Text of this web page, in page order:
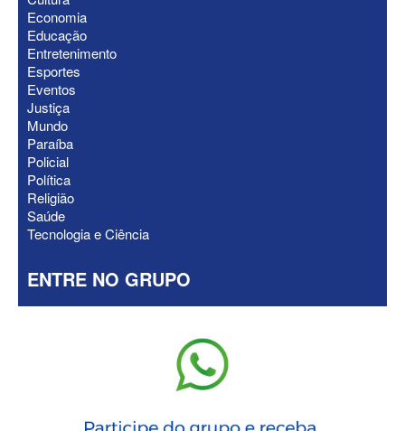
confira candidatos ao Governo e ao
Senado da Paraíba
Economia
Educação
Entretenimento
Esportes
Eventos
Justiça
Mundo
Paraíba
Policial
Política
Religião
Saúde
Tecnologia e Ciência
ENTRE NO GRUPO